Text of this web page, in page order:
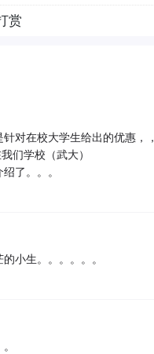
赏
对在校大学生给出的优惠，，
们学校（武大）
了。。。
小生。。。。。。